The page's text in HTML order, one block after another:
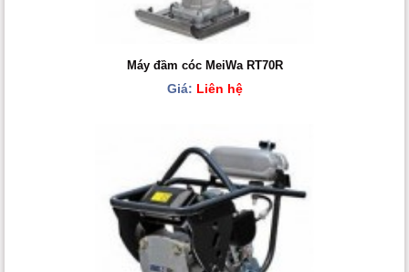
Máy đầm cóc MeiWa RT70R
Giá: Liên hệ